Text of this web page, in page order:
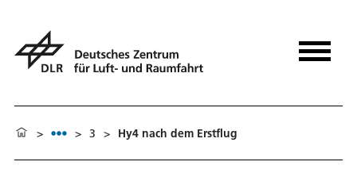
> > 3 > Hy4 nach dem Erstflug